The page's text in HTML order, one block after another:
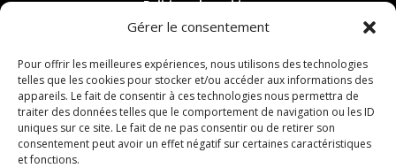
Gérer le consentement
Pour offrir les meilleures expériences, nous utilisons des technologies
telles que les cookies pour stocker et/ou accéder aux informations des
appareils. Le fait de consentir à ces technologies nous permettra de
traiter des données telles que le comportement de navigation ou les ID
uniques sur ce site. Le fait de ne pas consentir ou de retirer son
consentement peut avoir un effet négatif sur certaines caractéristiques
et fonctions.
Politique de cookies